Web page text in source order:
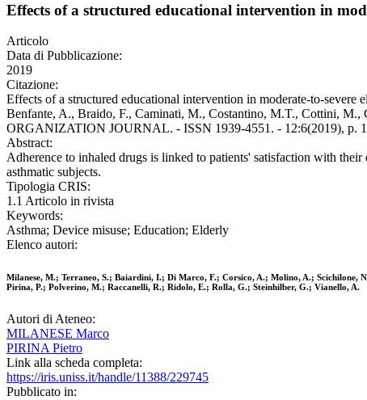
Effects of a structured educational intervention in
Articolo
Data di Pubblicazione:
2019
Citazione:
Effects of a structured educational intervention in moderate-to-
Benfante, A., Braido, F., Caminati, M., Costantino, M.T., Cottini,
ORGANIZATION JOURNAL. - ISSN 1939-4551. - 12:6(2019), p.
Abstract:
Adherence to inhaled drugs is linked to patients' satisfaction with
asthmatic subjects.
Tipologia CRIS:
1.1 Articolo in rivista
Keywords:
Asthma; Device misuse; Education; Elderly
Elenco autori:
Milanese, M.; Terraneo, S.; Baiardini, I.; Di Marco, F.; Corsico, A.; Molino, A.;
Pirina, P.; Polverino, M.; Raccanelli, R.; Ridolo, E.; Rolla, G.; Steinhilber, G.; Vianello, A.
Autori di Ateneo:
MILANESE Marco
PIRINA Pietro
Link alla scheda completa:
https://iris.uniss.it/handle/11388/229745
Pubblicato in: